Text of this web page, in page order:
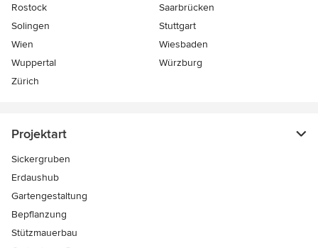
Rostock
Saarbrücken
Solingen
Stuttgart
Wien
Wiesbaden
Wuppertal
Würzburg
Zürich
Projektart
Sickergruben
Erdaushub
Gartengestaltung
Bepflanzung
Stützmauerbau